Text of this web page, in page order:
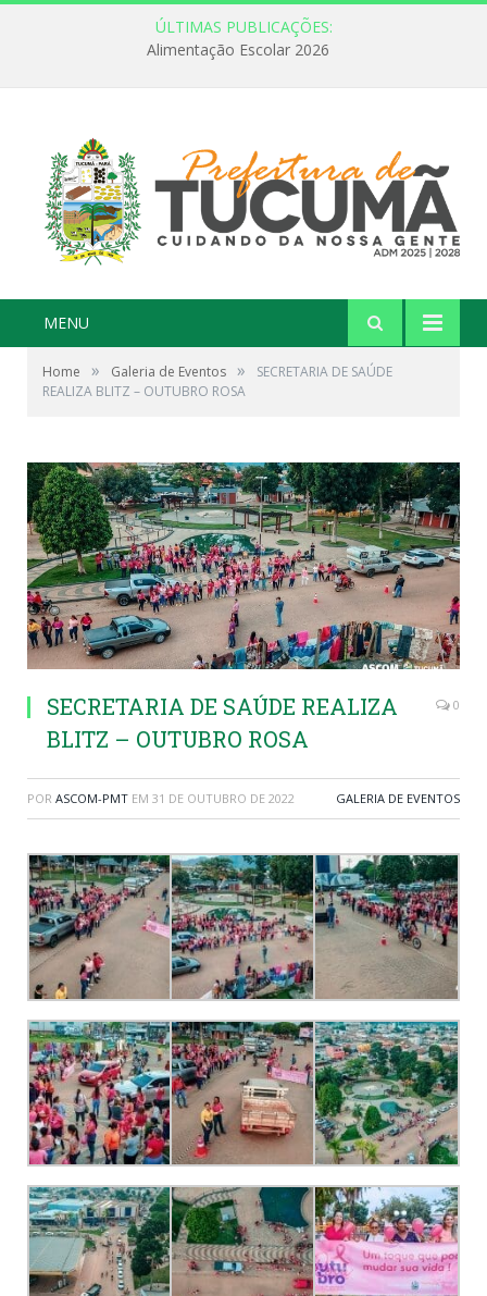
ÚLTIMAS PUBLICAÇÕES:
Alimentação Escolar 2026
MENU
Home » Galeria de Eventos »
SECRETARIA DE SAÚDE
REALIZA BLITZ – OUTUBRO ROSA
SECRETARIA DE SAÚDE REALIZA
BLITZ – OUTUBRO ROSA
0
POR ASCOM-PMT EM 31 DE OUTUBRO DE 2022 GALERIA DE EVENTOS